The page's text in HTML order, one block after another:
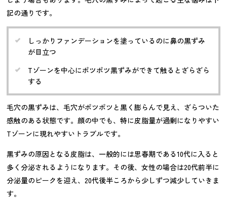
記の通りです。
しっかりファンデーションを塗っているのに鼻の黒ずみ
が目立つ
Tゾーンを中心にポツポツ黒ずみができて触るとざらざら
する
毛穴の黒ずみは、毛穴がポツポツと黒く膨らんで見え、ざらついた
感触のある状態です。顔の中でも、特に皮脂量が過剰になりやすい
Tゾーンに現れやすいトラブルです。
黒ずみの原因となる皮脂は、一般的には思春期である10代に入ると
多く分泌されるようになります。その後、女性の場合は20代前半に
分泌量のピークを迎え、20代後半ころから少しずつ減少していきま
す。